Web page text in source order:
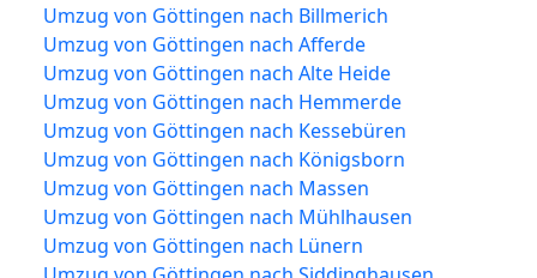
Umzug von Göttingen nach Billmerich
Umzug von Göttingen nach Afferde
Umzug von Göttingen nach Alte Heide
Umzug von Göttingen nach Hemmerde
Umzug von Göttingen nach Kessebüren
Umzug von Göttingen nach Königsborn
Umzug von Göttingen nach Massen
Umzug von Göttingen nach Mühlhausen
Umzug von Göttingen nach Lünern